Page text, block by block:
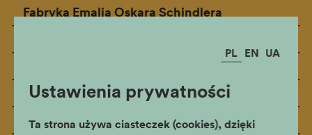
PL EN UA
Ustawienia prywatności
Ta strona używa ciasteczek (cookies), dzięki
Pomiń oddziały
Fabryka Emalia Oskara Schindlera
Barbakan
Mury Obronne